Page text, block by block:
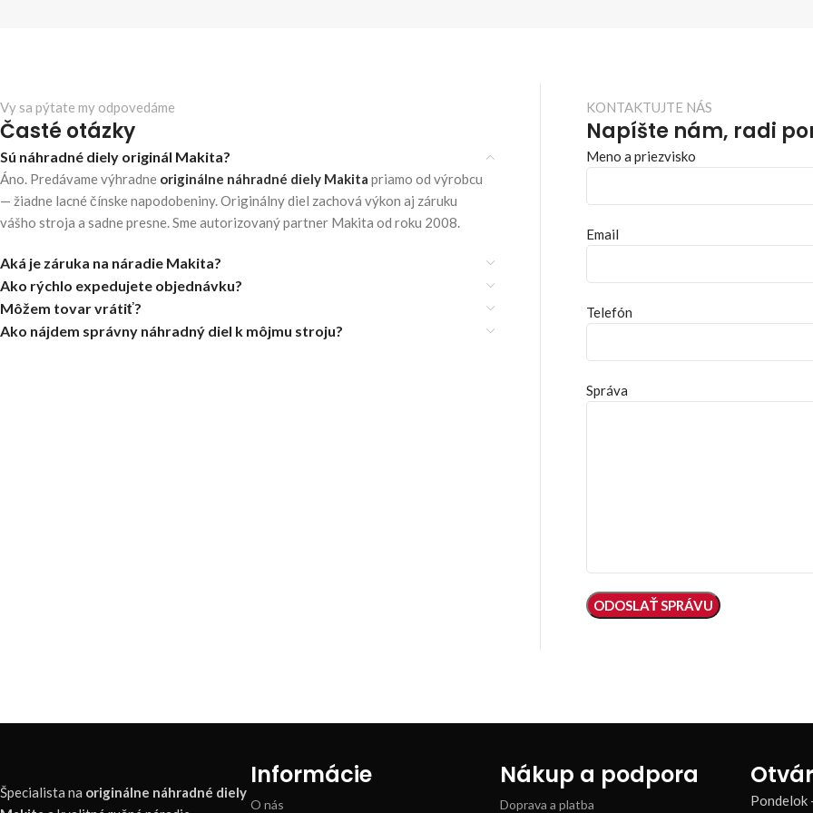
Vy sa pýtate my odpovedáme
Časté otázky
Sú náhradné diely originál Makita?
Áno. Predávame výhradne originálne náhradné diely Makita priamo od výrobcu
— žiadne lacné čínske napodobeniny. Originálny diel zachová výkon aj záruku
vášho stroja a sadne presne. Sme autorizovaný partner Makita od roku 2008.
Aká je záruka na náradie Makita?
Ako rýchlo expedujete objednávku?
Môžem tovar vrátiť?
Ako nájdem správny náhradný diel k môjmu stroju?
KONTAKTUJTE NÁS
Napíšte nám, radi
Meno a priezvisko
Email
Telefón
Správa
Špecialista na originálne náhradné diely
Informácie
O nás
Nákup a podpora
Doprava a platba Pondelok